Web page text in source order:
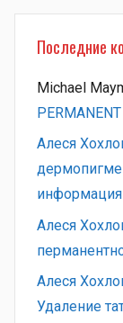
Последние
Michael
Алеся
информация
Алеся
Алеся
Удаление